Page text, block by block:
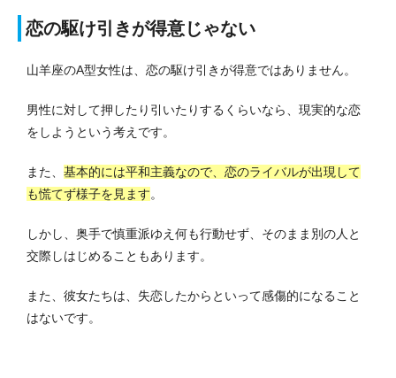
恋の駆け引きが得意じゃない
山羊座のA型女性は、恋の駆け引きが得意ではありません。
男性に対して押したり引いたりするくらいなら、現実的な恋
をしようという考えです。
また、 基本的には平和主義なので、恋のライバルが出現して
も慌てず様子を見ます。
しかし、奥手で慎重派ゆえ何も行動せず、そのまま別の人と
交際しはじめることもあります。
また、彼女たちは、失恋したからといって感傷的になること
はないです。